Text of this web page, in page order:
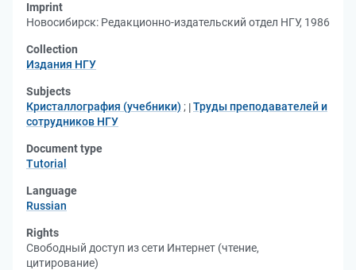
Imprint
Новосибирск: Редакционно-издательский отдел НГУ, 1986
Collection
Издания НГУ
Subjects
Кристаллография (учебники) ; Труды преподавателей и
сотрудников НГУ
Document type
Tutorial
Language
Russian
Rights
Свободный доступ из сети Интернет (чтение,
цитирование)